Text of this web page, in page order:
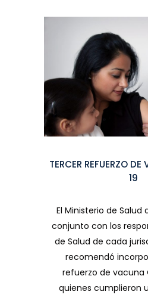
TERCER REFUERZO
19
El Ministerio de Salud
conjunto con los
de Salud de cada
recomendó
refuerzo de vacuna
quienes cumplieron